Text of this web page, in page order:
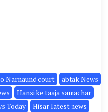
Narnaund court
abtak News
Hansi ke taaja samachar
Today
Hisar latest news